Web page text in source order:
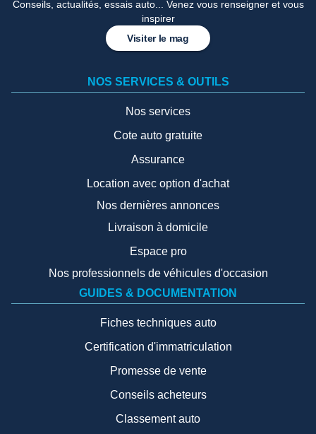
Conseils, actualités, essais auto... Venez vous renseigner et vous
inspirer
Visiter le mag
NOS SERVICES & OUTILS
Nos services
Cote auto gratuite
Assurance
Location avec option d'achat
Nos dernières annonces
Livraison à domicile
Espace pro
Nos professionnels de véhicules d'occasion
GUIDES & DOCUMENTATION
Fiches techniques auto
Certification d'immatriculation
Promesse de vente
Conseils acheteurs
Classement auto